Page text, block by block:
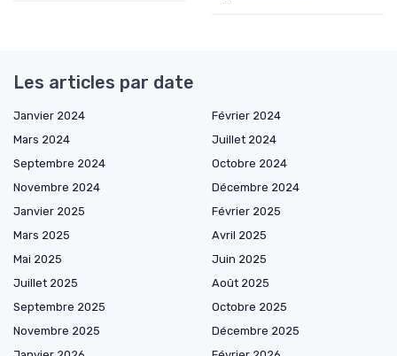
Les articles par date
Janvier 2024
Février 2024
Mars 2024
Juillet 2024
Septembre 2024
Octobre 2024
Novembre 2024
Décembre 2024
Janvier 2025
Février 2025
Mars 2025
Avril 2025
Mai 2025
Juin 2025
Juillet 2025
Août 2025
Septembre 2025
Octobre 2025
Novembre 2025
Décembre 2025